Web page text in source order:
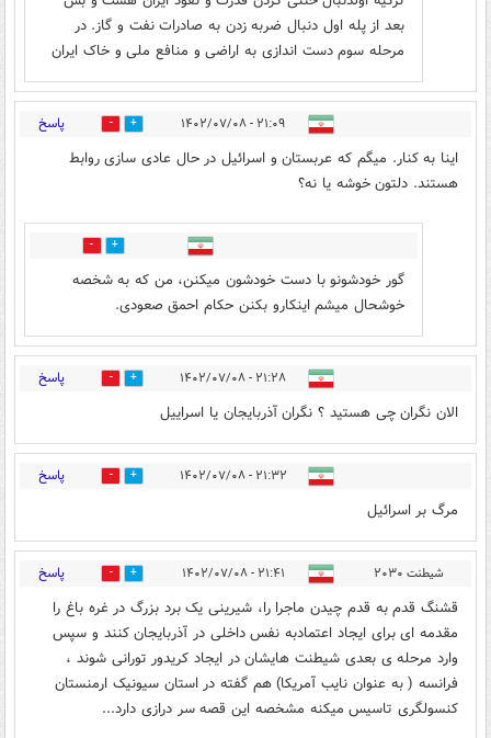
بعد از پله اول دنبال ضربه زدن به صادرات نفت و گاز. در
مرحله سوم دست اندازی به اراضی و منافع ملی و خاک ایران
۲۱:۰۹ - ۱۴۰۲/۰۷/۰۸ 8 پاسخ
اینا به کنار. میگم که عربستان و اسرائیل در حال عادی سازی روابط
هستند. دلتون خوشه یا نه؟
2
گور خودشونو با دست خودشون میکنن، من که به شخصه
خوشحال میشم اینکارو بکنن حکام احمق صعودی.
۲۱:۲۸ - ۱۴۰۲/۰۷/۰۸ 12 پاسخ
الان نگران چی هستید ؟ نگران آذربایجان یا اسراییل
۲۱:۳۲ - ۱۴۰۲/۰۷/۰۸ 30 پاسخ
مرگ بر اسرائیل
شیطنت ۲۰۳۰ ۲۱:۴۱ - ۱۴۰۲/۰۷/۰۸ 30 پاسخ
قشنگ قدم به قدم چیدن ماجرا را، شیرینی یک برد بزرگ در غره باغ را
مقدمه ای برای ایجاد اعتمادبه نفس داخلی در آذربایجان کنند و سپس
وارد مرحله ی بعدی شیطنت هایشان در ایجاد کریدور تورانی شوند ،
فرانسه ( به عنوان نایب آمریکا) هم گفته در استان سیونیک ارمنستان
کنسولگری تاسیس میکنه مشخصه این قصه سر درازی دارد...